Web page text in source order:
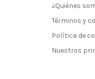
¿Quiénes
Términos y
Política de
Nuestros